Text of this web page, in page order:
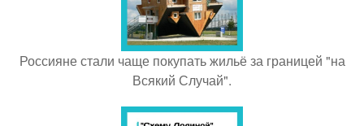
Россияне стали чаще покупать жильё за границей "на
Всякий Случай".